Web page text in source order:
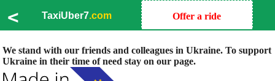
< TaxiUber7.com Offer a ride
We stand with our friends and colleagues in Ukraine. To support
Ukraine in their time of need stay on our page.